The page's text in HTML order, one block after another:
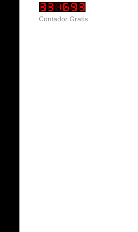
Contador Gratis